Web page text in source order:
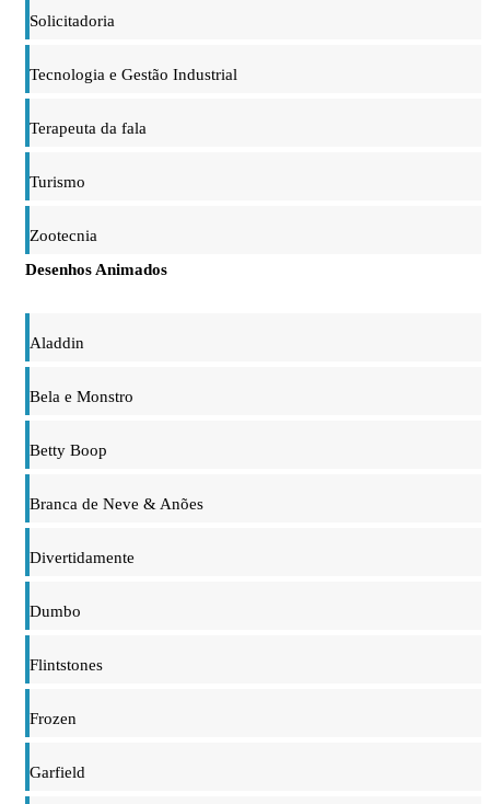
Solicitadoria
Tecnologia e Gestão Industrial
Terapeuta da fala
Turismo
Zootecnia
Desenhos Animados
Aladdin
Bela e Monstro
Betty Boop
Branca de Neve & Anões
Divertidamente
Dumbo
Flintstones
Frozen
Garfield